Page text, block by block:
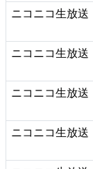
ニコニコ生放送
ニコニコ生放送
ニコニコ生放送
ニコニコ生放送